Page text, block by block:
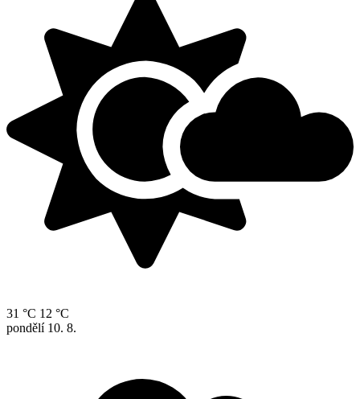
31 °C 12 °C
pondělí 10. 8.